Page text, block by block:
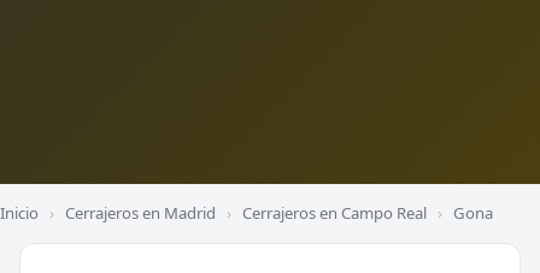
Inicio › Cerrajeros en Madrid › Cerrajeros en Campo Real › Gona